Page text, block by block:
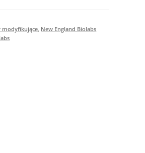
modyfikujące New England Biolabs